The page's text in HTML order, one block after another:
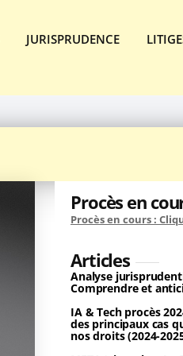
JURISPRUDENCE
Procès en
Procès en cours :
Articles
Analyse
Comprendre et
IA & Tech procès
des principaux cas
nos droits (2024-